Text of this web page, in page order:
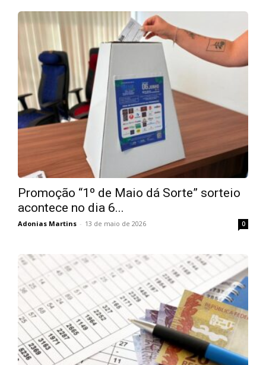
Promoção “1º de Maio dá Sorte” sorteio
acontece no dia 6...
Adonias Martins - 13 de maio de 2026 0